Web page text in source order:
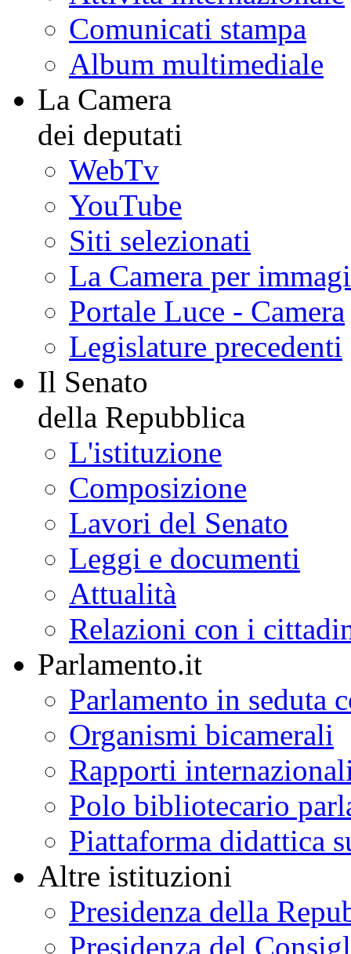
Comunicati stampa
Album multimediale
La Camera
dei deputati
WebTv
YouTube
Siti selezionati
La Camera per
Portale Luce - Camera
Legislature precedenti
Il Senato
della Repubblica
L'istituzione
Composizione
Lavori del Senato
Leggi e documenti
Attualità
Relazioni con i
Parlamento.it
Parlamento in seduta
Organismi bicamerali
Rapporti
Polo bibliotecario
Piattaforma didattica
Altre istituzioni
Presidenza della
Presidenza del